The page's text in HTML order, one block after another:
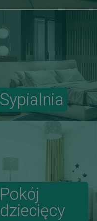
Sypialnia
Pokój
dziecięcy